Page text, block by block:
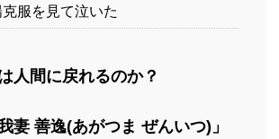
服を見て泣いた
人間に戻れるのか？
妻 善逸(あがつま ぜんいつ)」